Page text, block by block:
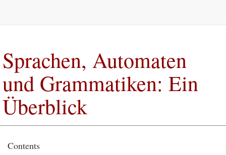
Sprachen, Automaten
und Grammatiken: Ein
Überblick
Contents